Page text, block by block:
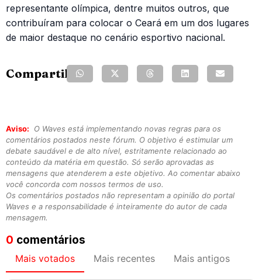
representante olímpica, dentre muitos outros, que
contribuíram para colocar o Ceará em um dos lugares
de maior destaque no cenário esportivo nacional.
Compartilhe:
Aviso:
O Waves está implementando novas regras para os
comentários postados neste fórum. O objetivo é estimular um
debate saudável e de alto nível, estritamente relacionado ao
conteúdo da matéria em questão. Só serão aprovadas as
mensagens que atenderem a este objetivo. Ao comentar abaixo
você concorda com nossos termos de uso.
Os comentários postados não representam a opinião do portal
Waves e a responsabilidade é inteiramente do autor de cada
mensagem.
0 comentários
Mais votados Mais recentes Mais antigos